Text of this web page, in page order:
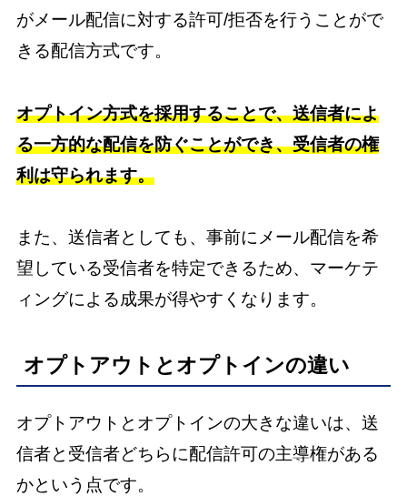
がメール配信に対する許可/拒否を行うことがで
きる配信方式です。
オプトイン方式を採用することで、送信者によ
る一方的な配信を防ぐことができ、受信者の権
利は守られます。
また、送信者としても、事前にメール配信を希
望している受信者を特定できるため、マーケテ
ィングによる成果が得やすくなります。
オプトアウトとオプトインの違い
オプトアウトとオプトインの大きな違いは、送
信者と受信者どちらに配信許可の主導権がある
かという点です。